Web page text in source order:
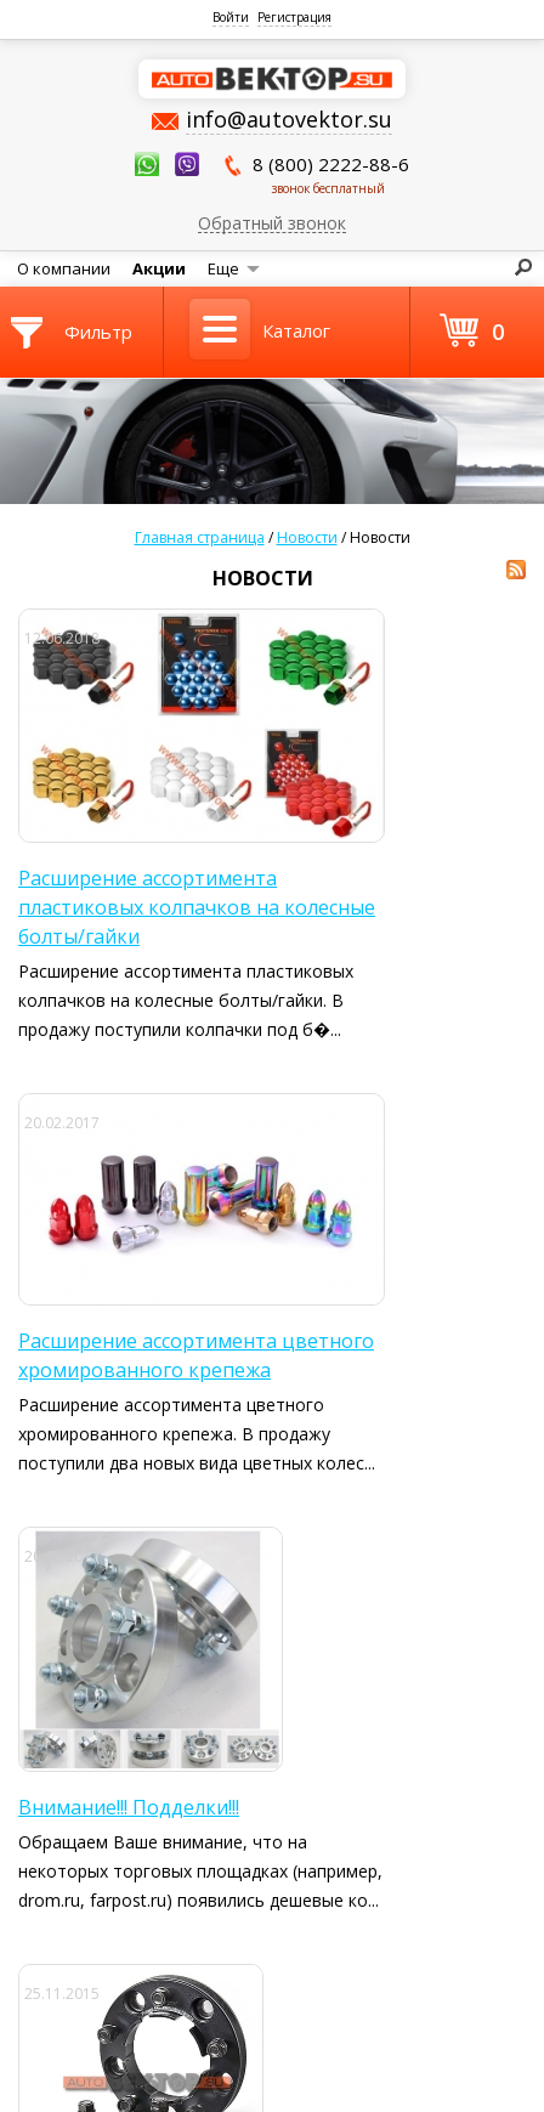
Войти Регистрация
info@autovektor.su
8 (800) 2222-88-6
звонок бесплатный
Обратный звонок
О компании Акции Еще
Главная страница /Новости /Новости
НОВОСТИ
12.06.2018
Расширение ассортимента
пластиковых колпачков на колесные
болты/гайки
Расширение ассортимента пластиковых
колпачков на колесные болты/гайки. В
продажу поступили колпачки под б�...
20.02.2017
Расширение ассортимента цветного
хромированного крепежа
Расширение ассортимента цветного
хромированного крепежа. В продажу
поступили два новых вида цветных колес...
20.02.2017
Внимание!!! Подделки!!!
Обращаем Ваше внимание, что на
некоторых торговых площадках (например,
drom.ru, farpost.ru) появились дешевые ко...
25.11.2015
Фильтр Каталог 0